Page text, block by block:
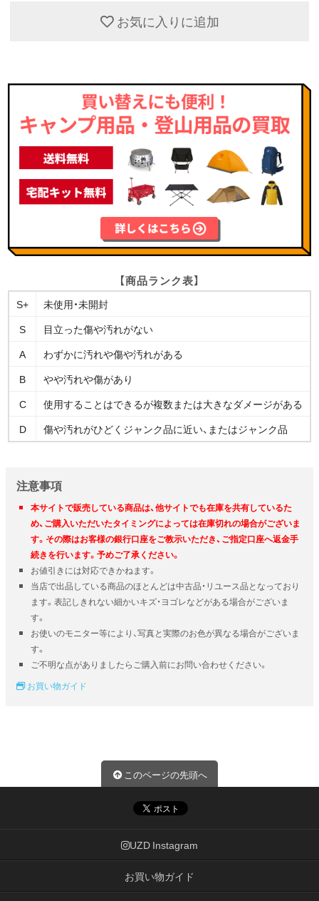
お気に入りに追加
【商品ランク表】
S+
未使用・未開封
S
目立った傷や汚れがない
A
わずかに汚れや傷や汚れがある
B
やや汚れや傷があり
C
使用することはできるが複数または大きなダメージがある
D
傷や汚れがひどくジャンク品に近い、またはジャンク品
注意事項
本サイトで販売している商品は、他サイトでも在庫を共有しているた
め、ご購入いただいたタイミングによっては在庫切れの場合がございま
す。その際はお客様の銀行口座をご教示いただき、ご指定口座へ返金手
続きを行います。予めご了承ください。
お値引きには対応できかねます。
当店で出品している商品のほとんどは中古品・リユース品となっており
ます。表記しきれない細かいキズ・ヨゴレなどがある場合がございま
す。
お使いのモニター等により、写真と実際のお色が異なる場合がございま
す。
ご不明な点がありましたらご購入前にお問い合わせください。
お買い物ガイド
このページの先頭へ
UZD Instagram
お買い物ガイド